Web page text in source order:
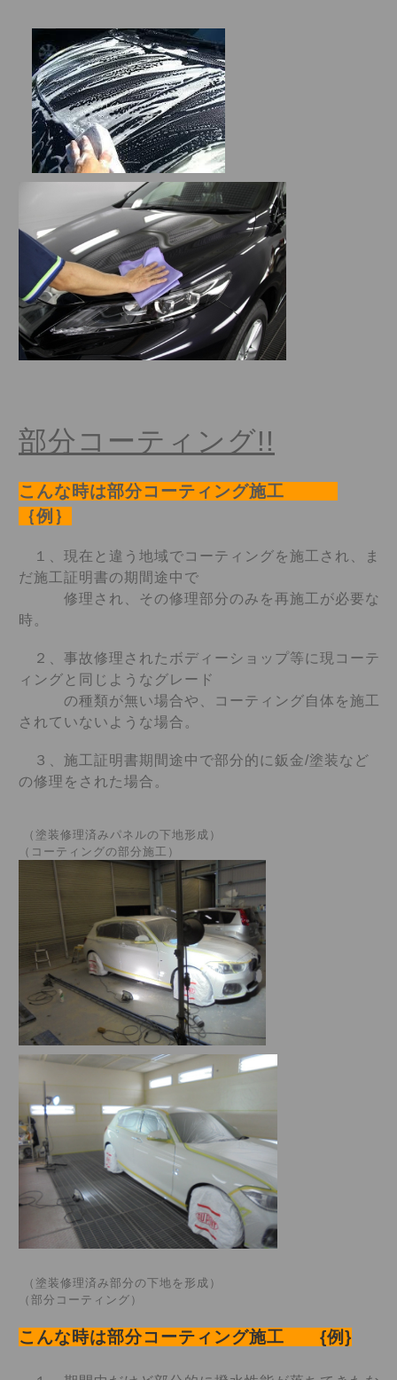
部分コーティング!!
こんな時は部分コーティング施工
｛例｝
１、現在と違う地域でコーティングを施工され、ま
だ施工証明書の期間途中で
修理され、 その修理部分のみを再施工が必要な
時。
２、事故修理されたボディーショップ等に現コーテ
ィングと同じようなグレード
の種類が無い場合や、コーティング自体を施工
されていないような場合。
３、施工証明書期間途中で部分的に鈑金/塗装など
の修理をされた場合。
（塗装修理済みパネルの下地形成）
（コーティングの部分施工）
（塗装修理済み部分の下地を形成）
（部分コーティング）
こんな時は部分コーティング施工 {例}